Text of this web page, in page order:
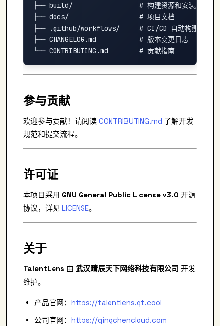
├── build/                 # 构建资源和安装脚本
├── docs/                  # 项目文档
├── .github/workflows/     # CI/CD 自动构建
├── CHANGELOG.md           # 版本变更日志
参与贡献
欢迎参与贡献！请阅读 CONTRIBUTING.md 了解开发
规范和提交流程。
许可证
本项目采用 GNU General Public License v3.0 开源
协议，详见 LICENSE。
关于
TalentLens 由 武汉晴辰天下网络科技有限公司 开发
维护。
产品官网： https://talentlens.qt.cool
公司官网： https://qingchencloud.com